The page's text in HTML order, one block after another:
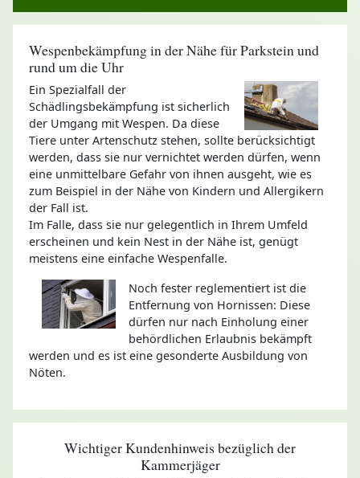
Wespenbekämpfung in der Nähe für Parkstein und
rund um die Uhr
Ein Spezialfall der
Schädlingsbekämpfung ist sicherlich
der Umgang mit Wespen. Da diese
Tiere unter Artenschutz stehen, sollte berücksichtigt
werden, dass sie nur vernichtet werden dürfen, wenn
eine unmittelbare Gefahr von ihnen ausgeht, wie es
zum Beispiel in der Nähe von Kindern und Allergikern
der Fall ist.
Im Falle, dass sie nur gelegentlich in Ihrem Umfeld
erscheinen und kein Nest in der Nähe ist, genügt
meistens eine einfache Wespenfalle.
Noch fester reglementiert ist die
Entfernung von Hornissen: Diese
dürfen nur nach Einholung einer
behördlichen Erlaubnis bekämpft
werden und es ist eine gesonderte Ausbildung von
Nöten.
Wichtiger Kundenhinweis bezüglich der
Kammerjäger